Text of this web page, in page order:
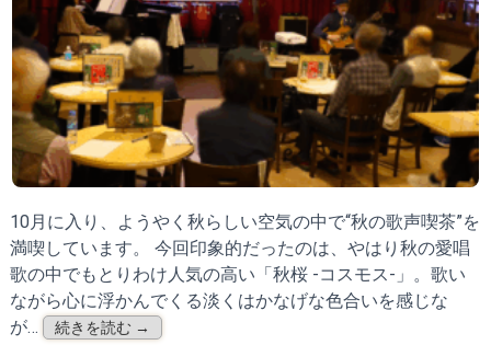
10月に入り、ようやく秋らしい空気の中で“秋の歌声喫茶”を
満喫しています。 今回印象的だったのは、やはり秋の愛唱
歌の中でもとりわけ人気の高い「秋桜 -コスモス-」。歌い
ながら心に浮かんでくる淡くはかなげな色合いを感じな
が…
続きを読む →